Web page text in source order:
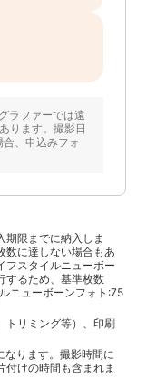
ラファーでは遠
ります。撮影日
、申込みフォ
期限までに納入しま
数に達しない場合もあ
フスタイルニューボー
するため、基準枚数
ニューボーンフォト:75
トリミング等）、印刷
ります。撮影時間に
付けの時間も含まれま